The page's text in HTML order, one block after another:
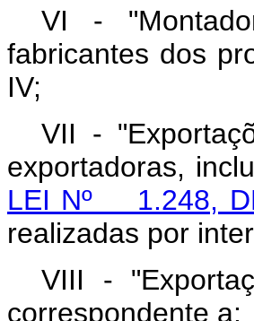
VI -
fabricantes dos
IV;
VII -
exportadoras,
LEI Nº 1.248,
realizadas por
VIII -
correspondente a: